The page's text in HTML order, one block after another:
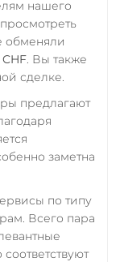
(UNI)
Coin (USDC)
BEP20
AVAX
ARB
USD (UUSD)
(VET)
KZT QR RUB
RUB
RUB
ИП/ООО
RUB USD
UAH
нашего
обменяли
. Вы также
сделке.
предлагают
заметна
по типу
Всего пара